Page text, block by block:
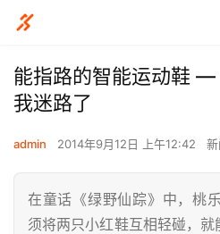
能指路的智能运动鞋 —
我迷路了
admin 2014年9月12日 上午12:42
在童话《绿野仙踪》中，桃
须将两只小红鞋互相轻碰，就